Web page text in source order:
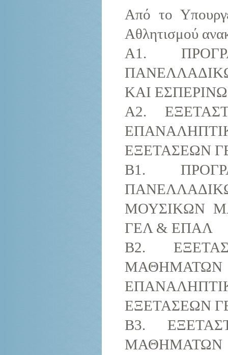
Από το
Αθλητισμού
Α1.
ΚΑΙ
Α2.
ΕΞΕΤΑΣΕΩΝ
Β1.
ΜΟΥΣΙΚΩΝ
ΓΕΛ & ΕΠΑΛ
Β2.
ΕΞΕΤΑΣΕΩΝ
Β3.
ΜΑΘΗΜΑΤΩΝ